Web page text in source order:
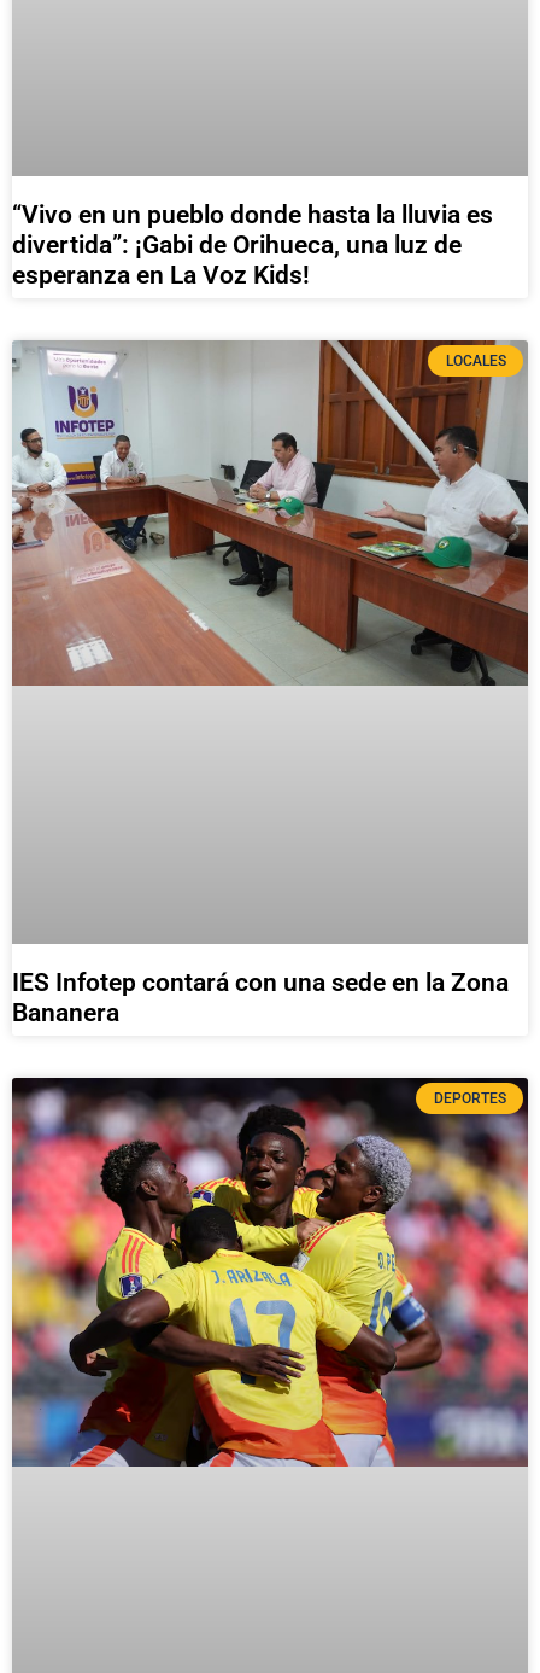
“Vivo en un pueblo donde hasta la lluvia es
divertida”: ¡Gabi de Orihueca, una luz de
esperanza en La Voz Kids!
LOCALES
IES Infotep contará con una sede en la Zona
Bananera
DEPORTES